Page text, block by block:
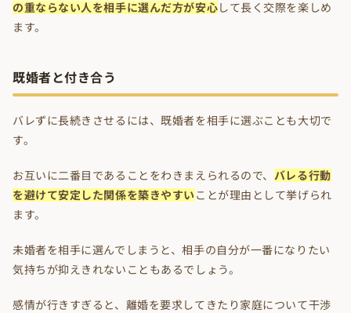
の重ならない人を相手に選んだ方が安心して長く交際を楽しめ
ます。
既婚者と付き合う
バレずに長続きさせるには、既婚者を相手に選ぶことも大切で
す。
お互いに二番目であることをわきまえられるので、 バレる行動
を避けて安定した関係を築きやすい ことが理由として挙げられ
ます。
未婚者を相手に選んでしまうと、相手の自分が一番になりたい
気持ちが抑えきれないこともあるでしょう。
感情が行きすぎると、離婚を要求してきたり家庭について干渉